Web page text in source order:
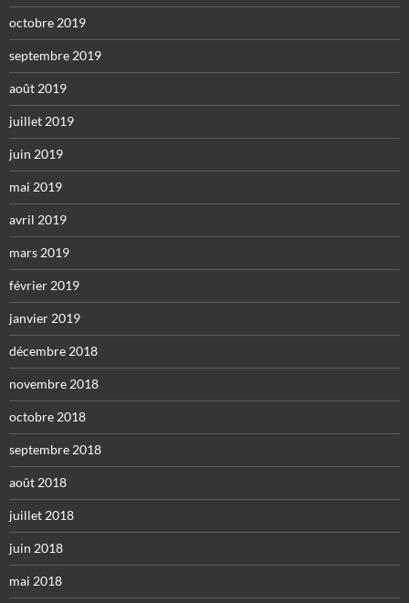
octobre 2019
septembre 2019
août 2019
juillet 2019
juin 2019
mai 2019
avril 2019
mars 2019
février 2019
janvier 2019
décembre 2018
novembre 2018
octobre 2018
septembre 2018
août 2018
juillet 2018
juin 2018
mai 2018